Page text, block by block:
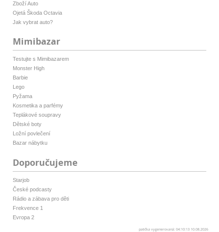
Zboží Auto
Ojetá Škoda Octavia
Jak vybrat auto?
Mimibazar
Testujte s Mimibazarem
Monster High
Barbie
Lego
Pyžama
Kosmetika a parfémy
Teplákové soupravy
Dětské boty
Ložní povlečení
Bazar nábytku
Doporučujeme
Starjob
České podcasty
Rádio a zábava pro děti
Frekvence 1
Evropa 2
patička vygenerovaná: 04:10:13 10.08.2026